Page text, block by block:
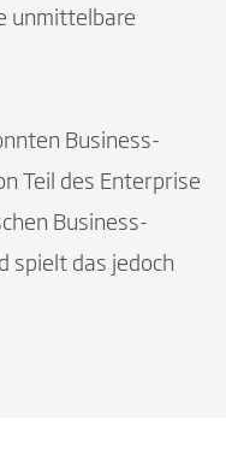
unmittelbare
Business-
Teil des Enterprise
Business-
spielt das jedoch